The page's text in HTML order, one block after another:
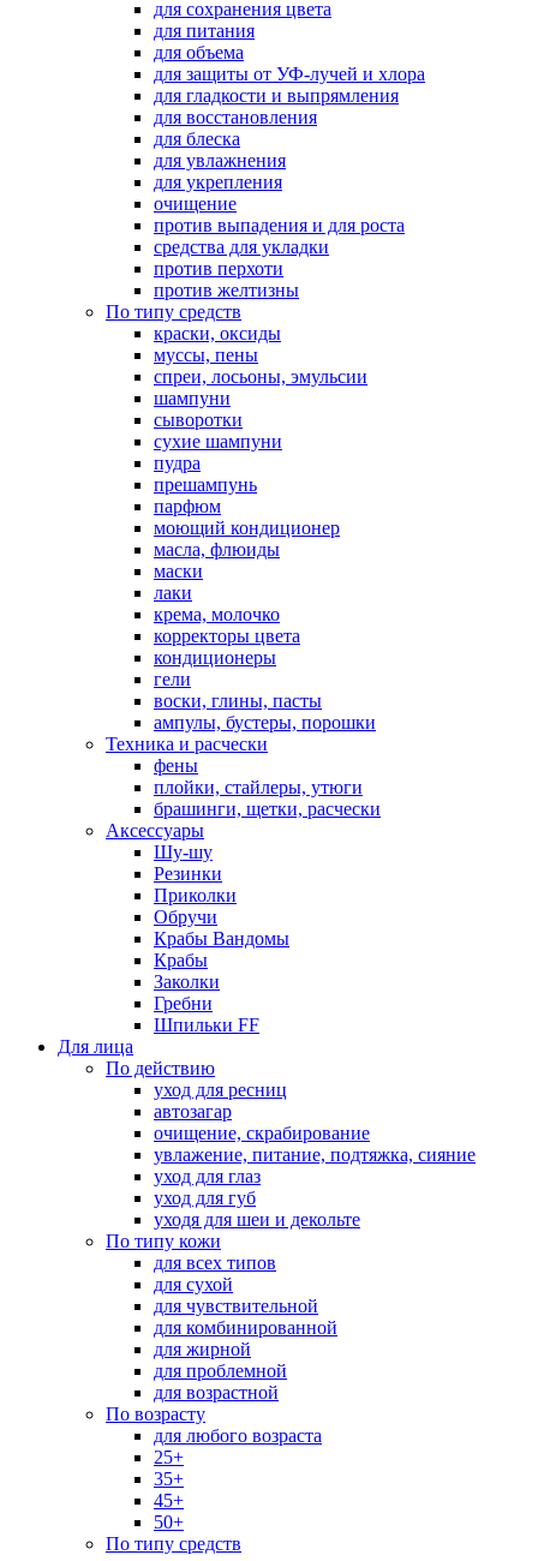
для сохранения цвета
для питания
для объема
для защиты от УФ-лучей и хлора
для гладкости и выпрямления
для восстановления
для блеска
для увлажнения
для укрепления
очищение
против выпадения и для роста
средства для укладки
против перхоти
против желтизны
По типу средств
краски, оксиды
муссы, пены
спреи, лосьоны, эмульсии
шампуни
сыворотки
сухие шампуни
пудра
прешампунь
парфюм
моющий кондиционер
масла, флюиды
маски
лаки
крема, молочко
корректоры цвета
кондиционеры
гели
воски, глины, пасты
ампулы, бустеры, порошки
Техника и расчески
фены
плойки, стайлеры, утюги
брашинги, щетки, расчески
Аксессуары
Шу-шу
Резинки
Приколки
Обручи
Крабы Вандомы
Крабы
Заколки
Гребни
Шпильки FF
Для лица
По действию
уход для ресниц
автозагар
очищение, скрабирование
увлажение, питание, подтяжка, сияние
уход для глаз
уход для губ
уходя для шеи и декольте
По типу кожи
для всех типов
для сухой
для чувствительной
для комбинированной
для жирной
для проблемной
для возрастной
По возрасту
для любого возраста
25+
35+
45+
50+
По типу средств